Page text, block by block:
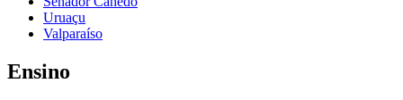
Uruaçu
Valparaíso
Ensino